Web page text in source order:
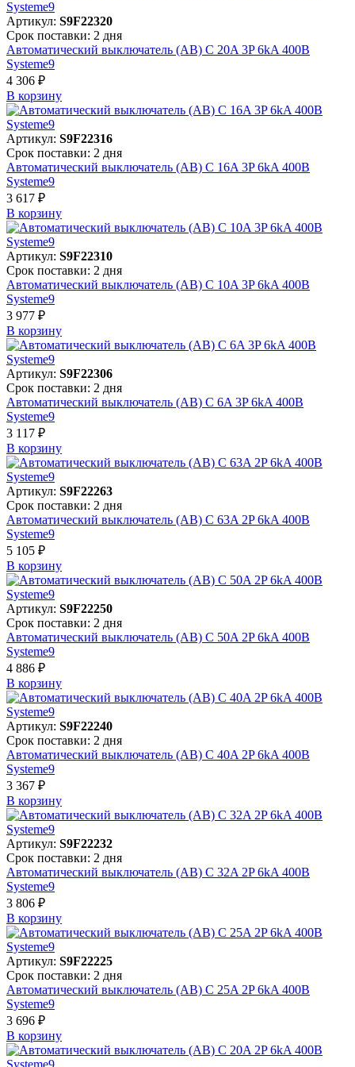
Артикул: S9F22320
Срок поставки: 2 дня
Автоматический выключатель (АВ) C 20A 3P 6kA 400В
Systeme9
4 306 ₽
В корзинy
Артикул: S9F22316
Срок поставки: 2 дня
Автоматический выключатель (АВ) C 16A 3P 6kA 400В
Systeme9
3 617 ₽
В корзинy
Артикул: S9F22310
Срок поставки: 2 дня
Автоматический выключатель (АВ) C 10A 3P 6kA 400В
Systeme9
3 977 ₽
В корзинy
Артикул: S9F22306
Срок поставки: 2 дня
Автоматический выключатель (АВ) C 6A 3P 6kA 400В
Systeme9
3 117 ₽
В корзинy
Артикул: S9F22263
Срок поставки: 2 дня
Автоматический выключатель (АВ) C 63A 2P 6kA 400В
Systeme9
5 105 ₽
В корзинy
Артикул: S9F22250
Срок поставки: 2 дня
Автоматический выключатель (АВ) C 50A 2P 6kA 400В
Systeme9
4 886 ₽
В корзинy
Артикул: S9F22240
Срок поставки: 2 дня
Автоматический выключатель (АВ) C 40A 2P 6kA 400В
Systeme9
3 367 ₽
В корзинy
Артикул: S9F22232
Срок поставки: 2 дня
Автоматический выключатель (АВ) C 32A 2P 6kA 400В
Systeme9
3 806 ₽
В корзинy
Артикул: S9F22225
Срок поставки: 2 дня
Автоматический выключатель (АВ) C 25A 2P 6kA 400В
Systeme9
3 696 ₽
В корзинy